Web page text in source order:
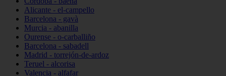
Alicante - el-campello
Barcelona - gavà
Murcia - abanilla
Ourense - o-carballiño
Barcelona - sabadell
Madrid - torrejón-de-ardoz
Teruel - alcorisa
Valencia - alfafar